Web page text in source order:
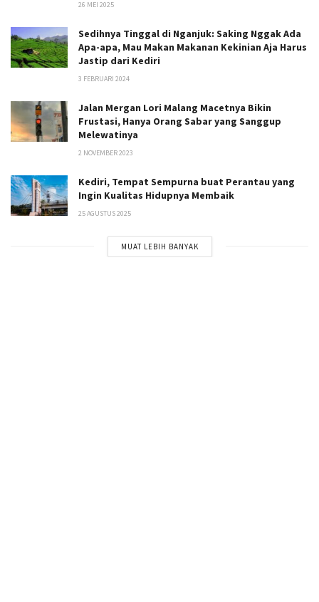
26 MEI 2025
Sedihnya Tinggal di Nganjuk: Saking Nggak Ada
Apa-apa, Mau Makan Makanan Kekinian Aja Harus
Jastip dari Kediri
3 FEBRUARI 2024
Jalan Mergan Lori Malang Macetnya Bikin
Frustasi, Hanya Orang Sabar yang Sanggup
Melewatinya
2 NOVEMBER 2023
Kediri, Tempat Sempurna buat Perantau yang
Ingin Kualitas Hidupnya Membaik
25 AGUSTUS 2025
MUAT LEBIH BANYAK